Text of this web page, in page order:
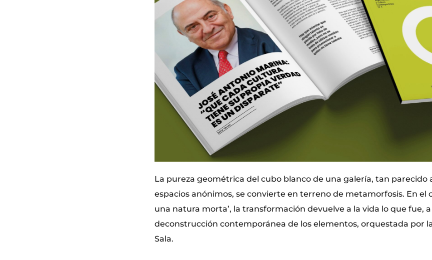
La pureza geométrica del cubo blanco de una galería, tan parecido
espacios anónimos, se convierte en terreno de metamorfosis. En el
una natura morta’, la transformación devuelve a la vida lo que fue,
deconstrucción contemporánea de los elementos, orquestada por
Sala.